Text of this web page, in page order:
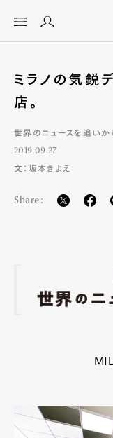
ミラノの気鋭
店。
世界のニュースを追いか
2019.09.27
文：坂本きよえ
Share: